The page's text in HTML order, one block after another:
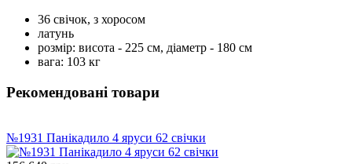
36 свічок, з хоросом
латунь
розмір: висота - 225 см, діаметр - 180 см
вага: 103 кг
Рекомендовані товари
№1931 Панікадило 4 яруси 62 свічки